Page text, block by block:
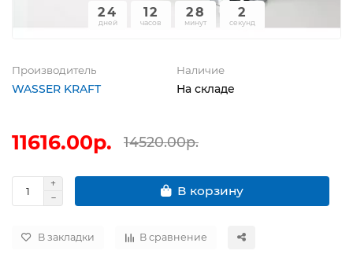
24
дней
12
часов
28
минут
2
секунд
Производитель
WASSER KRAFT
Наличие
На складе
11616.00р. 14520.00р.
В корзину
В закладки В сравнение